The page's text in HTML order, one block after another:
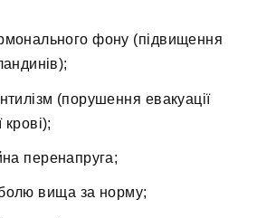
фону (підвищення
(порушення евакуації
перенапруга;
болю вища за норму;